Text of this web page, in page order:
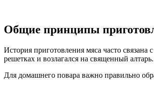
Общие принципы
История приготовления мяса часто
решетках и возлагался на священный алтарь.
Для домашнего повара важно правильно